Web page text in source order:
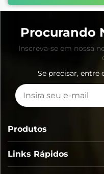
Procurando
Inscreva-se em nossa
Se precisar, entre
Links Rápidos
Produtos